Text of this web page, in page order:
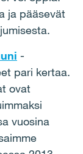
ja pääsevät
-
pari kertaa.
ovat
vuosina